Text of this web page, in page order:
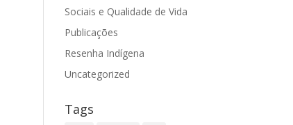
Sociais e Qualidade de Vida
Publicações
Resenha Indígena
Uncategorized
Tags